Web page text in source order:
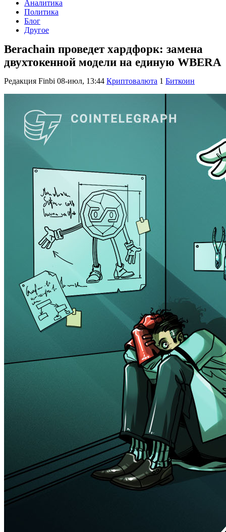
Аналитика
Политика
Блог
Другое
Berachain проведет хардфорк: замена
двухтокенной модели на единую WBERA
Редакция Finbi 08-июл, 13:44 Криптовалюта 1 Биткоин